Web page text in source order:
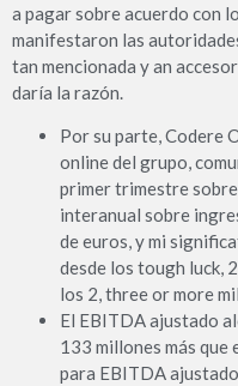
a pagar sobre acuerdo con
manifestaron las
tan mencionada y an
daría la razón.
Por su parte, Codere
online del grupo,
primer trimestre
interanual sobre
de euros, y mi
desde los tough luck,
los 2, three or more
El EBITDA ajustado
133 millones más que
para EBITDA